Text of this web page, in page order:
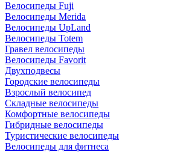
Велосипеды Fuji
Велосипеды Merida
Велосипеды UpLand
Велосипеды Totem
Гравел велосипеды
Велосипеды Favorit
Двухподвесы
Городские велосипеды
Взрослый велосипед
Складные велосипеды
Комфортные велосипеды
Гибридные велосипеды
Туристические велосипеды
Велосипеды для фитнеса